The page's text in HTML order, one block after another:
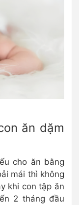
ăn dặm
cho ăn bằng
mái thì không
khi con tập ăn
2 tháng đầu